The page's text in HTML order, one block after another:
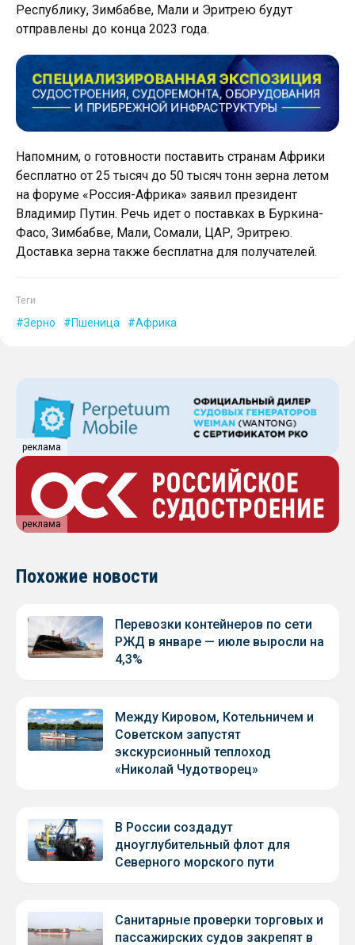
Республику, Зимбабве, Мали и Эритрею будут
отправлены до конца 2023 года.
Напомним, о готовности поставить странам Африки
бесплатно от 25 тысяч до 50 тысяч тонн зерна летом
на форуме «Россия-Африка» заявил президент
Владимир Путин. Речь идет о поставках в Буркина-
Фасо, Зимбабве, Мали, Сомали, ЦАР, Эритрею.
Доставка зерна также бесплатна для получателей.
Теги
Зерно Пшеница Африка
реклама
реклама
Похожие новости
Перевозки контейнеров по сети
РЖД в январе — июле выросли на
4,3%
Между Кировом, Котельничем и
Советском запустят
экскурсионный теплоход
«Николай Чудотворец»
В России создадут
дноуглубительный флот для
Северного морского пути
Санитарные проверки торговых и
пассажирских судов закрепят в